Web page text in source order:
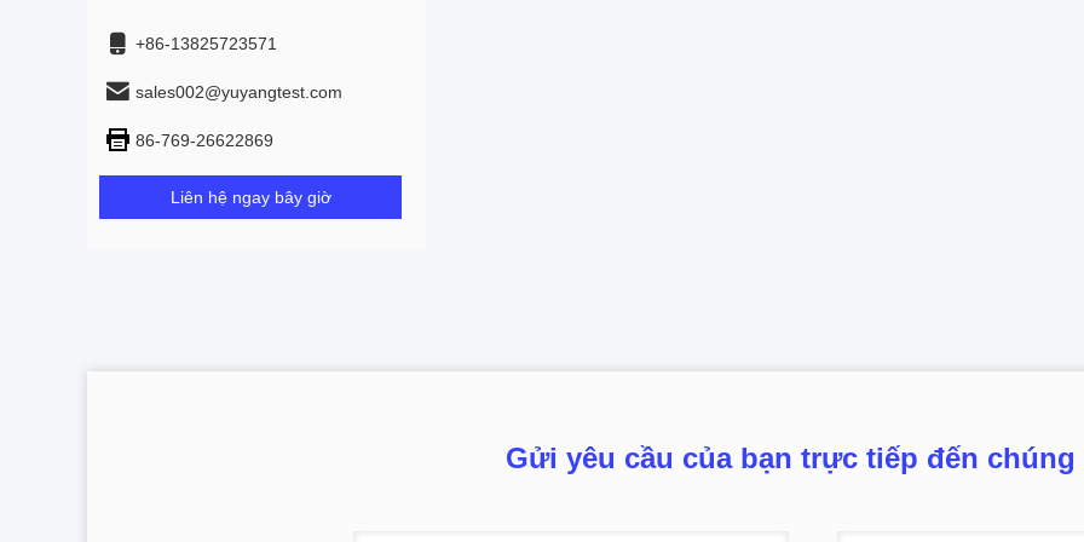
+86-13825723571
sales002@yuyangtest.com
86-769-26622869
Liên hệ ngay bây giờ
Gửi yêu cầu của bạn trực tiếp đến